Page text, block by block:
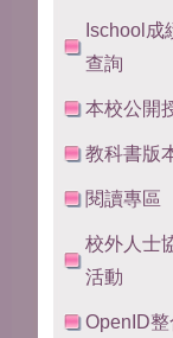
Ischool成
查詢
本校公開
教科書版
閱讀專區
校外人士
活動
OpenID整